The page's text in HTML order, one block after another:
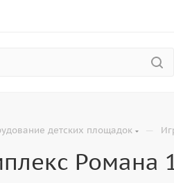
детских площадок —
Романа